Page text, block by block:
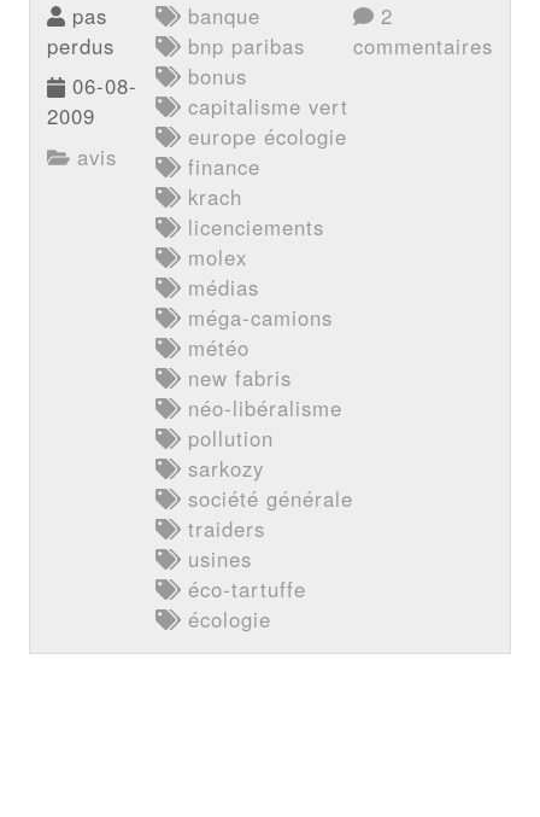
pas
perdus
06-08-
2009
avis
banque
bnp paribas
bonus
capitalisme vert
europe écologie
finance
krach
licenciements
molex
médias
méga-camions
météo
new fabris
néo-libéralisme
pollution
sarkozy
société générale
traiders
usines
éco-tartuffe
écologie
2
commentaires